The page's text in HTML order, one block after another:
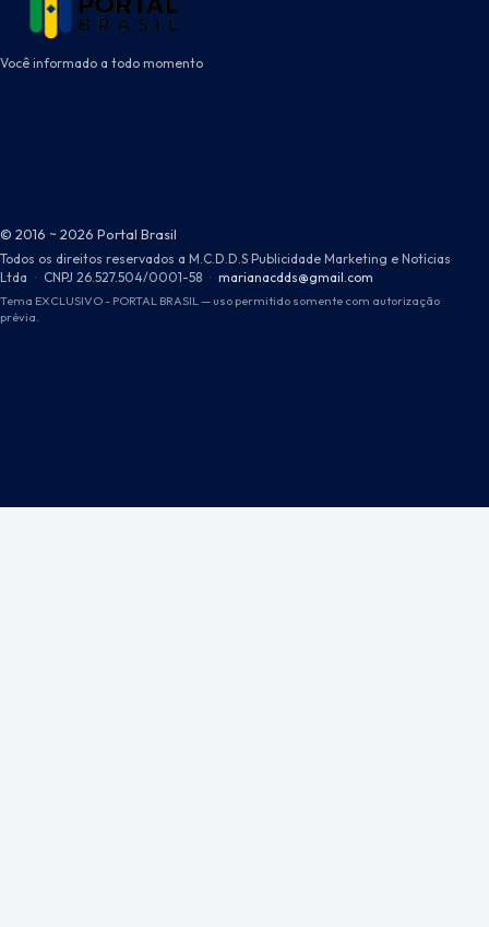
Você informado a todo momento
© 2016 ~ 2026 Portal Brasil
Todos os direitos reservados a M.C.D.D.S Publicidade Marketing e Notícias
Ltda · CNPJ 26.527.504/0001-58 · marianacdds@gmail.com
Tema EXCLUSIVO - PORTAL BRASIL — uso permitido somente com autorização
prévia.